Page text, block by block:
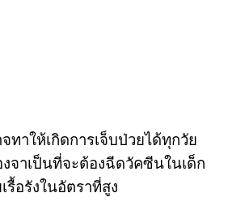
ทาให้เกิดการเจ็บป่วยได้ทุกวัย
จาเป็นที่จะต้องฉีดวัคซีนในเด็ก
รื้อรังในอัตราที่สูง